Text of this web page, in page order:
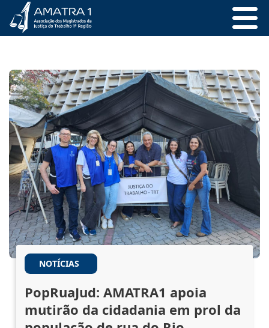
NOTÍCIAS
PopRuaJud: AMATRA1 apoia
mutirão da cidadania em prol da